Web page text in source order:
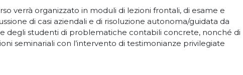
verrà organizzato in moduli di lezioni frontali, di esame e
di casi aziendali e di risoluzione autonoma/guidata da
degli studenti di problematiche contabili concrete, nonché di
seminariali con l’intervento di testimonianze privilegiate